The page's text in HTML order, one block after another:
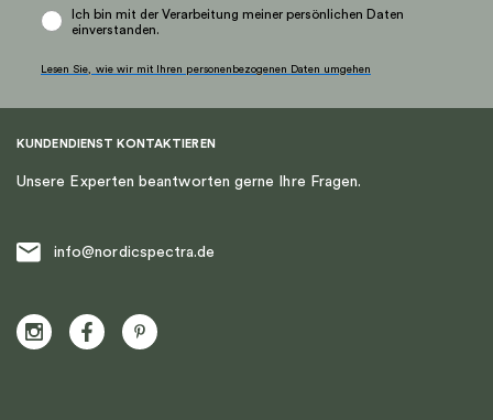
Ich bin mit der Verarbeitung meiner persönlichen Daten
einverstanden.
Lesen Sie, wie wir mit Ihren personenbezogenen Daten umgehen
KUNDENDIENST KONTAKTIEREN
Unsere Experten beantworten gerne Ihre Fragen.
info@nordicspectra.de